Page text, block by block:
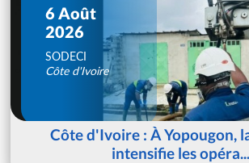
6 Août
2026
SODECI
Côte d'Ivoire
Côte d'Ivoire : À Yopougon,
intensifie les opéra...